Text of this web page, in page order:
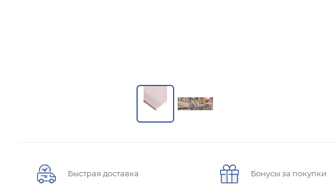
Быстрая доставка Бонусы за покупки